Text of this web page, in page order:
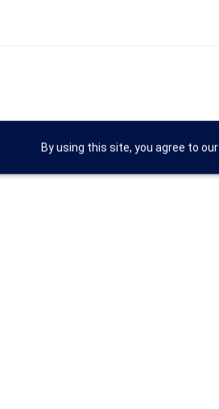
By using this site, you agree to our